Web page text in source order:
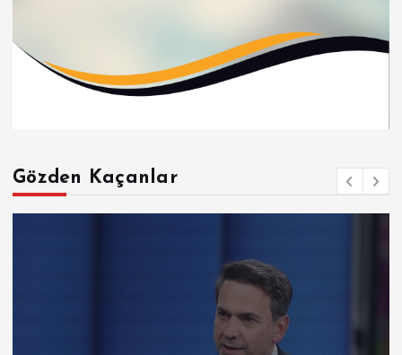
Gözden Kaçanlar